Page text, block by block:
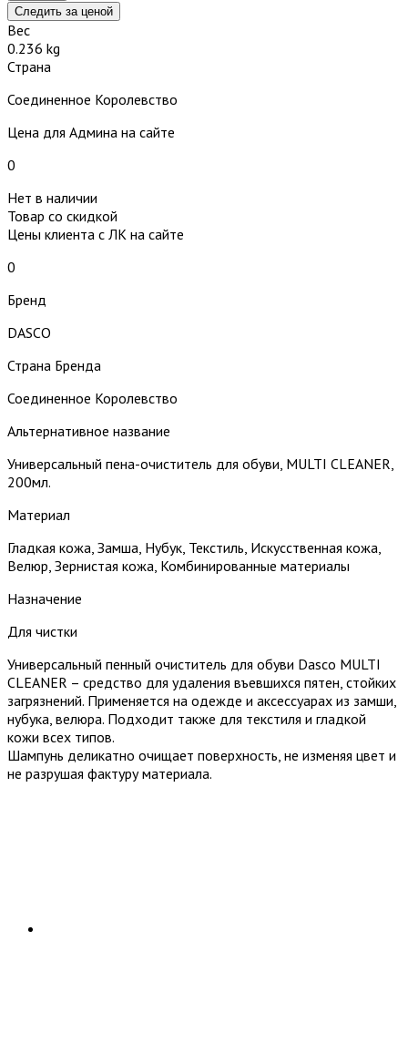
Следить за ценой
Вес
0.236 kg
Страна
Соединенное Королевство
Цена для Админа на сайте
0
Нет в наличии
Товар со скидкой
Цены клиента с ЛК на сайте
0
Бренд
DASCO
Страна Бренда
Соединенное Королевство
Альтернативное название
Универсальный пена-очиститель для обуви, MULTI CLEANER,
200мл.
Материал
Гладкая кожа, Замша, Нубук, Текстиль, Искусственная кожа,
Велюр, Зернистая кожа, Комбинированные материалы
Назначение
Для чистки
Универсальный пенный очиститель для обуви Dasco MULTI
CLEANER – средство для удаления въевшихся пятен, стойких
загрязнений. Применяется на одежде и аксессуарах из замши,
нубука, велюра. Подходит также для текстиля и гладкой
кожи всех типов.
Шампунь деликатно очищает поверхность, не изменяя цвет и
не разрушая фактуру материала.